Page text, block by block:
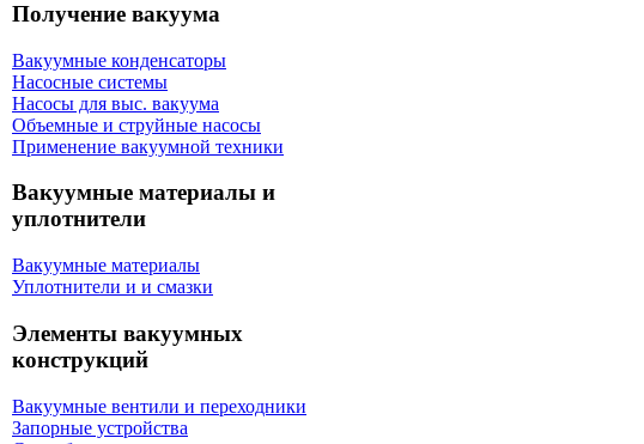
Получение вакуума
Вакуумные конденсаторы
Насосные системы
Насосы для выс. вакуума
Объемные и струйные насосы
Применение вакуумной техники
Вакуумные материалы и
уплотнители
Вакуумные материалы
Уплотнители и и смазки
Элементы вакуумных
конструкций
Вакуумные вентили и переходники
Запорные устройства